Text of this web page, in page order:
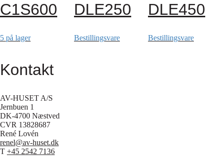
C1S600
5 på lager
DLE250
Bestillingsvare
DLE450
Bestillingsvare
Kontakt
AV-HUSET A/S
Jernbuen 1
DK-4700 Næstved
CVR 13828687
René Lovén
renel@av-huset.dk
T +45 2542 7136